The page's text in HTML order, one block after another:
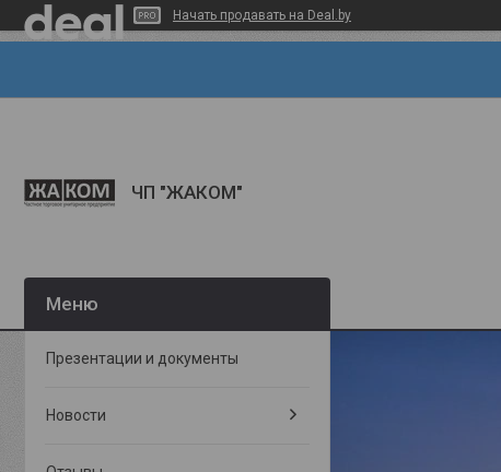
Начать продавать на Deal.by
ЧП "ЖАКОМ"
Презентации и документы
Новости